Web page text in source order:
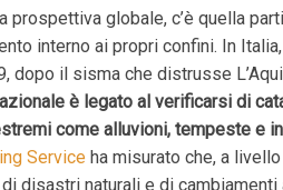
prospettiva globale, c’è quella
interno ai propri confini. In
dopo il sisma che distrusse
è legato al verificarsi di
come alluvioni, tempeste e
Service ha misurato che, a
di disastri naturali e di